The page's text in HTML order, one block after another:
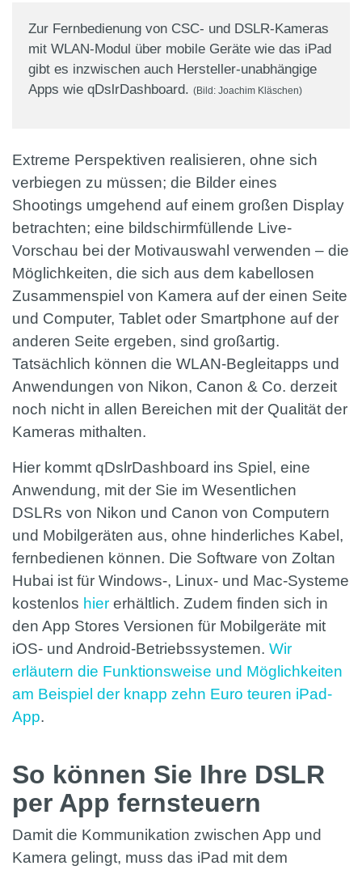
Zur Fernbedienung von CSC- und DSLR-Kameras
mit WLAN-Modul über mobile Geräte wie das iPad
gibt es inzwischen auch Hersteller-unabhängige
Apps wie qDslrDashboard. (Bild: Joachim Kläschen)
Extreme Perspektiven realisieren, ohne sich
verbiegen zu müssen; die Bilder eines
Shootings umgehend auf einem großen Display
betrachten; eine bildschirmfüllende Live-
Vorschau bei der Motivauswahl verwenden – die
Möglichkeiten, die sich aus dem kabellosen
Zusammenspiel von Kamera auf der einen Seite
und Computer, Tablet oder Smartphone auf der
anderen Seite ergeben, sind großartig.
Tatsächlich können die WLAN-Begleitapps und
Anwendungen von Nikon, Canon & Co. derzeit
noch nicht in allen Bereichen mit der Qualität der
Kameras mithalten.
Hier kommt qDslrDashboard ins Spiel, eine
Anwendung, mit der Sie im Wesentlichen
DSLRs von Nikon und Canon von Computern
und Mobilgeräten aus, ohne hinderliches Kabel,
fernbedienen können. Die Software von Zoltan
Hubai ist für Windows-, Linux- und Mac-Systeme
kostenlos hier erhältlich. Zudem finden sich in
den App Stores Versionen für Mobilgeräte mit
iOS- und Android-Betriebssystemen. Wir
erläutern die Funktionsweise und Möglichkeiten
am Beispiel der knapp zehn Euro teuren iPad-
App.
So können Sie Ihre DSLR
per App fernsteuern
Damit die Kommunikation zwischen App und
Kamera gelingt, muss das iPad mit dem